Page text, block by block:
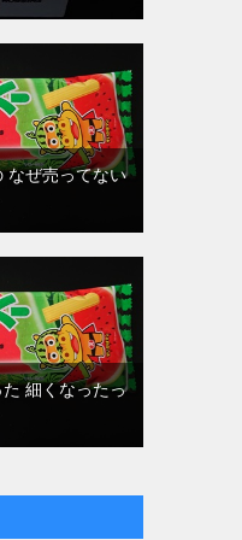
なぜ売ってない
細くなったっ